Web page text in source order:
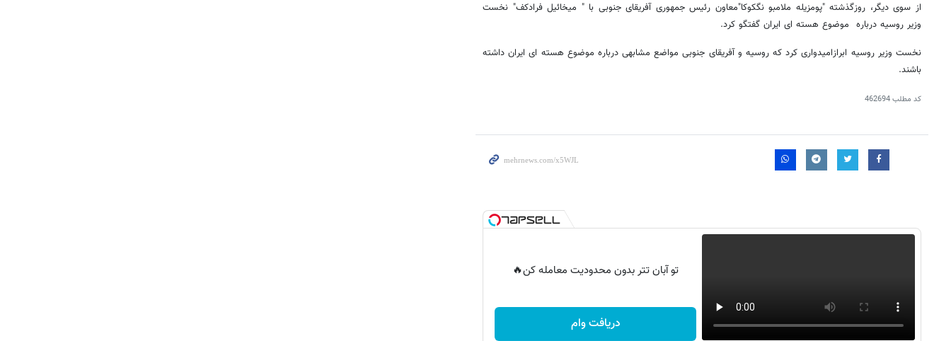
از سوی دیگر، روزگذشته "پومزیله ملامبو نگکوکا"معاون رئیس جمهوری آفریقای جنوبی با " میخائیل فرادکف" نخست
وزیر روسیه درباره موضوع هسته ای ایران گفتگو کرد.
نخست وزیر روسیه ابرازامیدواری کرد که روسیه و آفریقای جنوبی مواضع مشابهی درباره موضوع هسته ای ایران داشته
باشند.
کد مطلب462694
تو آبان تتر بدون محدودیت معامله کن🔥
دریافت وام